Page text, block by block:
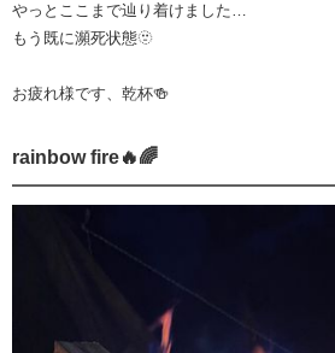
やっとここまで辿り着けました…
もう既に瀕死状態🫥
お疲れ様です、乾杯🍻
rainbow fire🔥🌈